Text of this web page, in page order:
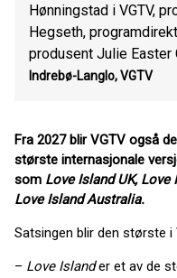
Hønningstad i VGTV,
Hegseth,
produsent Julie Easter
Indrebø-Langlo, VGTV
Fra 2027 blir VGTV også
største internasjonale
som Love Island UK,
Love Island Australia.
Satsingen blir den største i
– Love Islander et av de